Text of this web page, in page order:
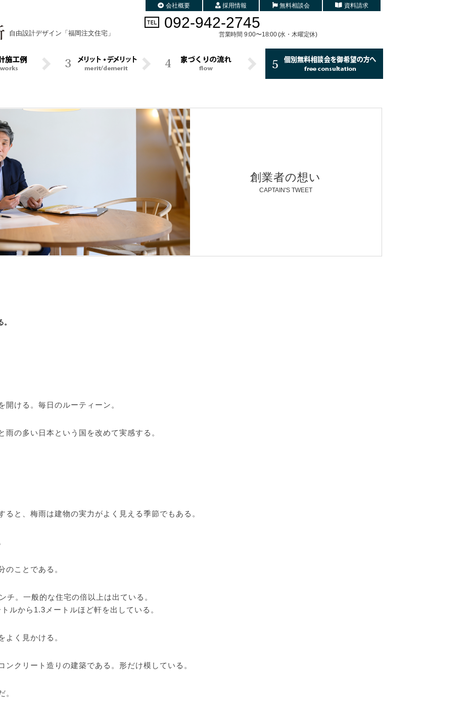
自由設計デザイン 「福岡注文住宅」
会社概要 採用情報 無料相談会 資料請求
092-942-2745
営業時間 9:00〜18:00 (水・木曜定休)
創業者の想い
CAPTAIN'S TWEET
ける。毎日のルーティーン。
の多い日本という国を改めて実感する。
ると、梅雨は建物の実力がよく見える季節でもある。
のことである。
チ。一般的な住宅の倍以上は出ている。
ルから1.3メートルほど軒を出している。
よく見かける。
クリート造りの建築である。形だけ模している。
。